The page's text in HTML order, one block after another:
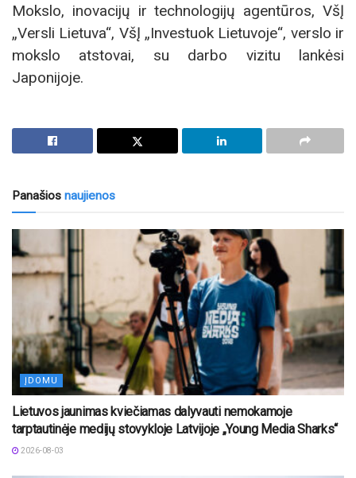
Mokslo, inovacijų ir technologijų agentūros, VšĮ
„Versli Lietuva“, VšĮ „Investuok Lietuvoje“, verslo ir
mokslo atstovai, su darbo vizitu lankėsi
Japonijoje.
Panašios naujienos
ĮDOMU
Lietuvos jaunimas kviečiamas dalyvauti nemokamoje
tarptautinėje medijų stovykloje Latvijoje „Young Media Sharks“
2026-08-03